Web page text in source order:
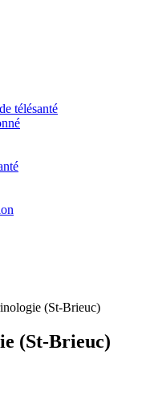
télésanté
(St-Brieuc)
(St-Brieuc)